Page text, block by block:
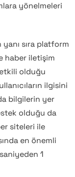
yönelmeleri
yanı sıra platform
haber iletişim
etkili olduğu
ilgisini
bilgilerin yer
olduğu da
siteleri ile
en önemli
1